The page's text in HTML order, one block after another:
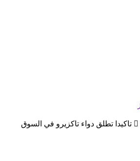
تاكيدا تطلق دواء تاكزيرو في السوق